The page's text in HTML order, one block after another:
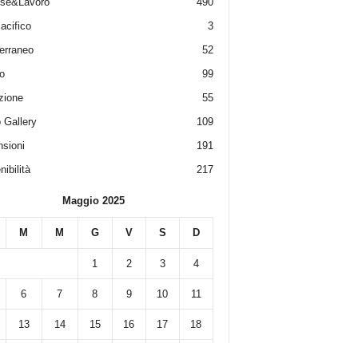
3
52
99
55
Gallery
109
191
217
Maggio 2025
M M G V S D
1 2 3 4
6 7 8 9 10 11
13 14 15 16 17 18